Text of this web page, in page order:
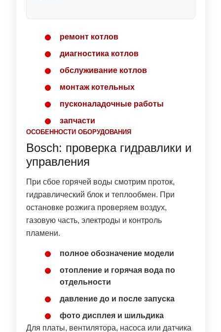
ремонт котлов
диагностика котлов
обслуживание котлов
монтаж котельных
пусконаладочные работы
запчасти
ОСОБЕННОСТИ ОБОРУДОВАНИЯ
Bosch: проверка гидравлики и
управления
При сбое горячей воды смотрим проток,
гидравлический блок и теплообмен. При
остановке розжига проверяем воздух,
газовую часть, электроды и контроль
пламени.
полное обозначение модели
отопление и горячая вода по
отдельности
давление до и после запуска
фото дисплея и шильдика
Для платы, вентилятора, насоса или датчика